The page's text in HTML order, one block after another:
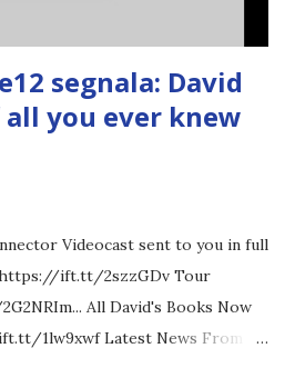
segnala: David
you ever knew
Videocast sent to you in full
https://ift.tt/2szzGDv Tour
All David's Books Now
1lw9xwf Latest News From